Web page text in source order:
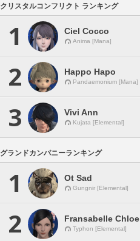
クリスタルコンフリクト ランキング
1 Ciel Cocco
Anima [Mana]
2 Happo Hapo
Pandaemonium [Mana]
3 Vivi Ann
Kujata [Elemental]
グランドカンパニーランキング
1 Ot Sad
Gungnir [Elemental]
2 Fransabelle Chloe
Typhon [Elemental]